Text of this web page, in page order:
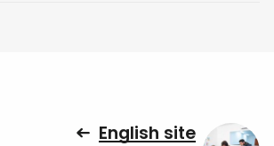
English site